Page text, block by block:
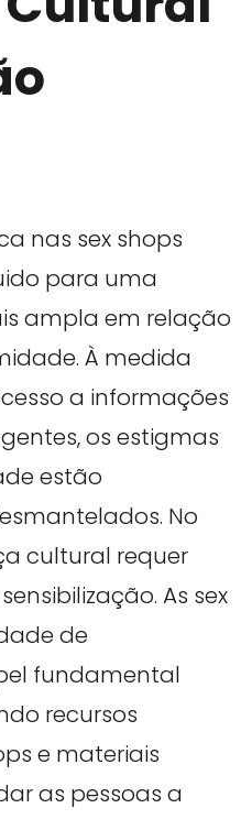
nas sex shops
para uma
ampla em relação
À medida
a informações
os estigmas
estão
No
cultural requer
As sex
de
fundamental
recursos
e materiais
as pessoas a